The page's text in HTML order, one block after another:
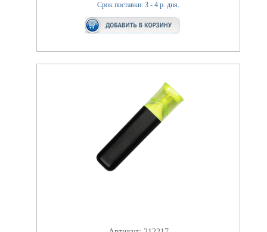
Срок поставки: 3 - 4 р. дня.